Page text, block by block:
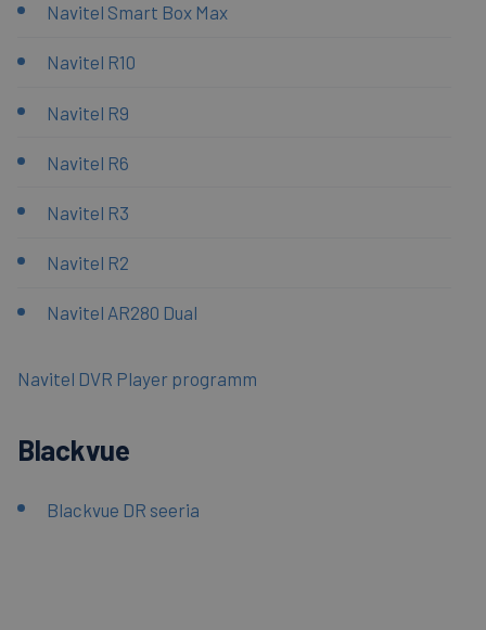
Navitel Smart Box Max
Navitel R10
Navitel R9
Navitel R6
Navitel R3
Navitel R2
Navitel AR280 Dual
Navitel DVR Player programm
Blackvue
Blackvue DR seeria